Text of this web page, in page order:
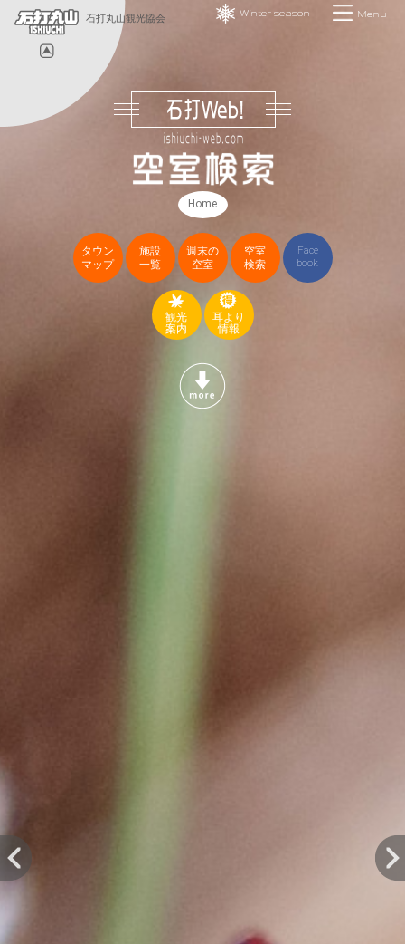
石打丸山観光協会 Menu
Winter season
Home
タウン
マップ
施設
一覧
週末の
空室
空室
検索
Face
book
観光
案内
耳より
情報